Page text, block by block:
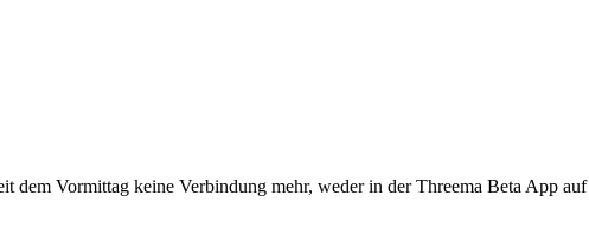
dem Vormittag keine Verbindung mehr, weder in der Threema Beta App auf